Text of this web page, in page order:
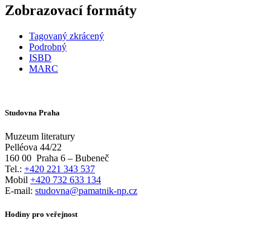
Zobrazovací formáty
Tagovaný zkrácený
Podrobný
ISBD
MARC
Studovna Praha
Muzeum literatury
Pelléova 44/22
160 00 Praha 6 – Bubeneč
Tel.: +420 221 343 537
Mobil +420 732 633 134
E-mail: studovna@pamatnik-np.cz
Hodiny pro veřejnost